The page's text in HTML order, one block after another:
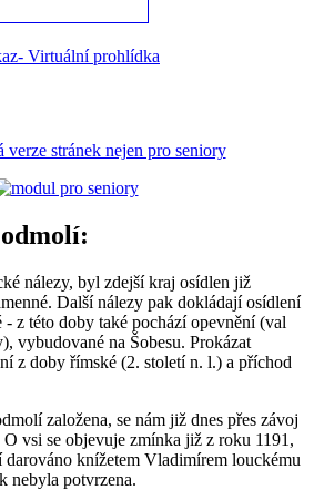
Virtuální prohlídka
verze stránek nejen pro seniory
nálezy, byl zdejší kraj osídlen již
Další nálezy pak dokládají osídlení
z této doby také pochází opevnění (val
vybudované na Šobesu. Prokázat
z doby římské (2. století n. l.) a příchod
založena, se nám již dnes přes závoj
vsi se objevuje zmínka již z roku 1191,
knížetem Vladimírem louckému
nebyla potvrzena.